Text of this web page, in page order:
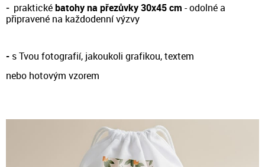
- praktickébatohy na přezůvky 30x45 cm - odolné a
připravené na každodenní výzvy
- s Tvou fotografií, jakoukoli grafikou, textem
nebo hotovým vzorem